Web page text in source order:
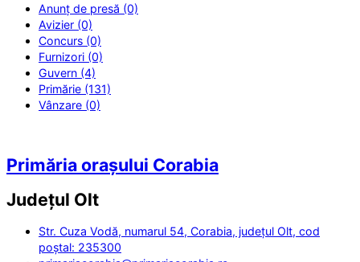
Anunț de presă (0)
Avizier (0)
Concurs (0)
Furnizori (0)
Guvern (4)
Primărie (131)
Vânzare (0)
Primăria orașului Corabia
Județul Olt
Str. Cuza Vodă, numarul 54, Corabia, județul Olt, cod
poștal: 235300